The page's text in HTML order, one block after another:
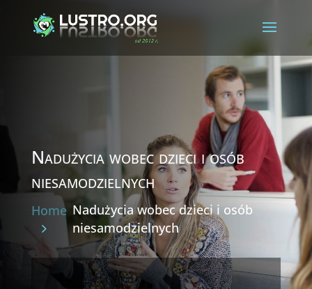
Nadużycia wobec dzieci i osób
niesamodzielnych
Home Nadużycia wobec dzieci i osób
niesamodzielnych